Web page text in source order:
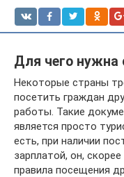
Для чего нужна
Некоторые страны
посетить граждан
работы. Такие
является просто
есть, при наличии
зарплатой, он,
правила посещения